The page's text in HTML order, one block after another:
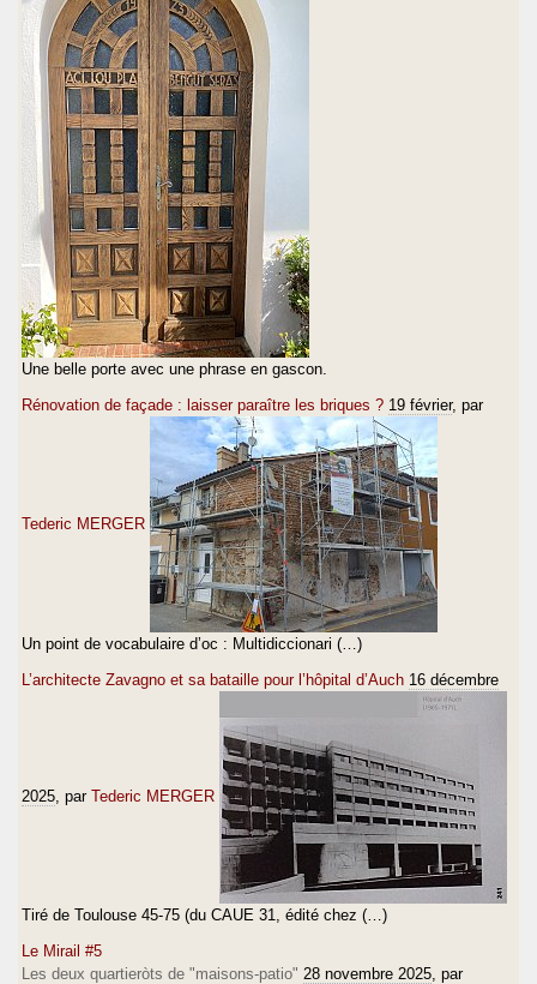
Une belle porte avec une phrase en gascon.
Rénovation de façade : laisser paraître les briques ? 19 février, par
Tederic MERGER
Un point de vocabulaire d’oc : Multidiccionari (…)
L’architecte Zavagno et sa bataille pour l’hôpital d’Auch 16 décembre
2025 , par Tederic MERGER
Tiré de Toulouse 45-75 (du CAUE 31, édité chez (…)
Le Mirail #5
Les deux quartieròts de "maisons-patio" 28 novembre 2025 , par